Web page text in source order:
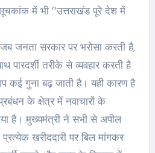
सूचकांक में भी ’’उत्तराखंड पूरे देश में
जनता सरकार पर भरोसा करती है,
तरीके से व्यवहार करती है
कई गुना बढ़ जाती है। यही कारण है
के क्षेत्र में नवाचारों के
है। मुख्यमंत्री ने सभी से अपील
खरीददारी पर बिल मांगकर